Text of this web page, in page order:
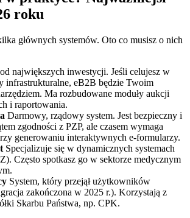
roku
głównych systemów. Oto co musisz o nich
największych inwestycji. Jeśli celujesz w
infrastrukturalne, eB2B będzie Twoim
Ma rozbudowane moduły aukcji
i raportowania.
Darmowy, rządowy system. Jest bezpieczny i
zgodności z PZP, ale czasem wymaga
generowaniu interaktywnych e-formularzy.
Specjalizuje się w dynamicznych systemach
Często spotkasz go w sektorze medycznym
System, który przejął użytkowników
zakończona w 2025 r.). Korzystają z
Skarbu Państwa, np. CPK.